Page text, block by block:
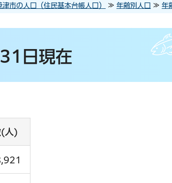
津市の人口（住民基本台帳人口） ≫ 年齢別人口 ≫ 年
日現在
(人)